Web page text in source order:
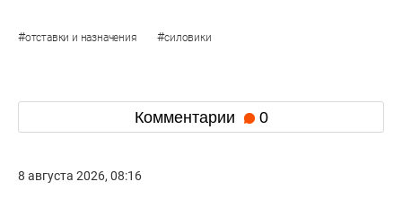
#отставки и назначения #силовики
Комментарии 0
8 августа 2026, 08:16